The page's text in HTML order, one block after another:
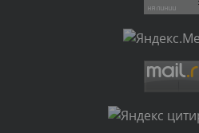
Текст комментария будет
администратором.
Текст комментария будет
администратором.